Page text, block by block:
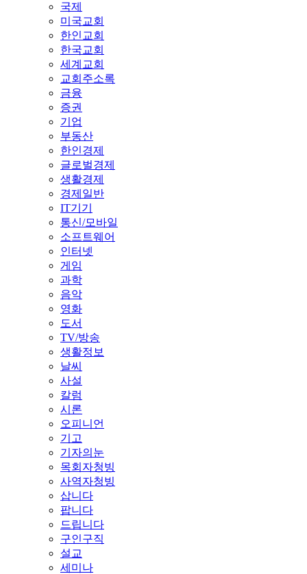
국제
미국교회
한인교회
한국교회
세계교회
교회주소록
금융
증권
기업
부동산
한인경제
글로벌경제
생활경제
경제일반
IT기기
통신/모바일
소프트웨어
인터넷
게임
과학
음악
영화
도서
TV/방송
생활정보
날씨
사설
칼럼
시론
오피니언
기고
기자의눈
목회자청빙
사역자청빙
삽니다
팝니다
드립니다
구인구직
설교
세미나